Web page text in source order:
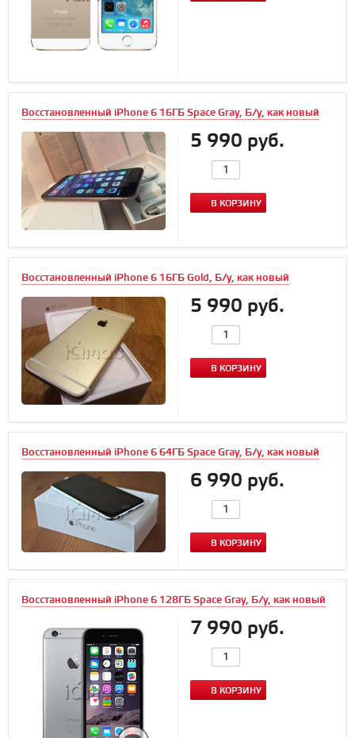
Восстановленный iPhone 6 16ГБ Space Gray, Б/у, как новый
5 990 руб.
В КОРЗИНУ
Восстановленный iPhone 6 16ГБ Gold, Б/у, как новый
5 990 руб.
В КОРЗИНУ
Восстановленный iPhone 6 64ГБ Space Gray, Б/у, как новый
6 990 руб.
В КОРЗИНУ
Восстановленный iPhone 6 128ГБ Space Gray, Б/у, как новый
7 990 руб.
В КОРЗИНУ